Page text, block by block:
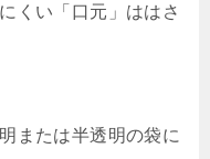
くい「口元」ははさ
または半透明の袋に